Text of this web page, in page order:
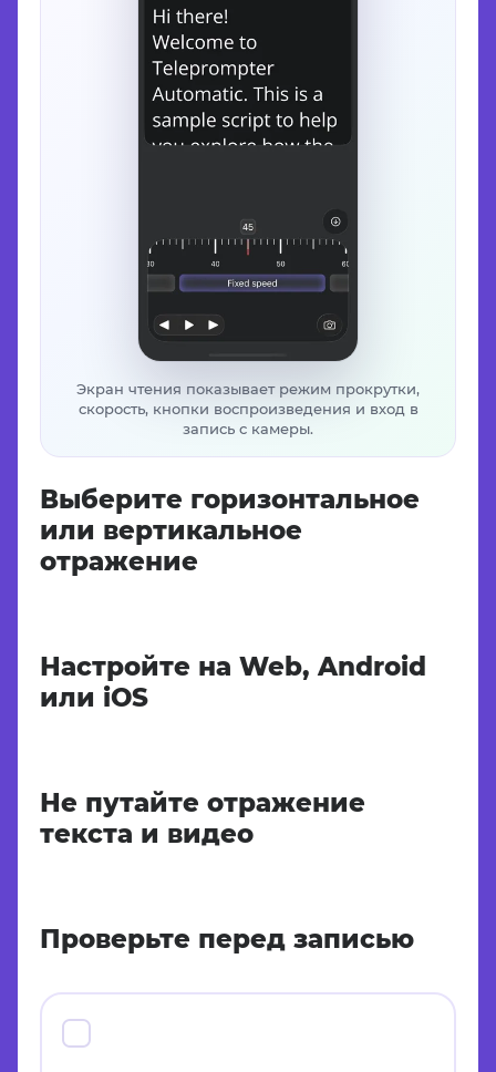
Экран чтения показывает режим прокрутки,
скорость, кнопки воспроизведения и вход в
запись с камеры.
Выберите горизонтальное
или вертикальное
отражение
Настройте на Web, Android
или iOS
Не путайте отражение
текста и видео
Проверьте перед записью